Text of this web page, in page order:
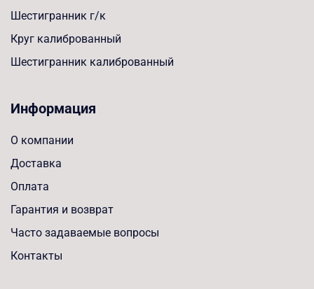
Шестигранник г/к
Круг калиброванный
Шестигранник калиброванный
Информация
О компании
Доставка
Оплата
Гарантия и возврат
Часто задаваемые вопросы
Контакты